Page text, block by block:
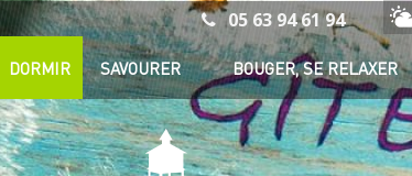
05 63 94 61 94
DORMIR SAVOURER BOUGER, SE RELAXER